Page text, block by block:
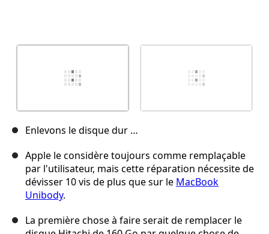
Enlevons le disque dur …
Apple le considère toujours comme remplaçable
par l'utilisateur, mais cette réparation nécessite de
dévisser 10 vis de plus que sur le MacBook
Unibody.
La première chose à faire serait de remplacer le